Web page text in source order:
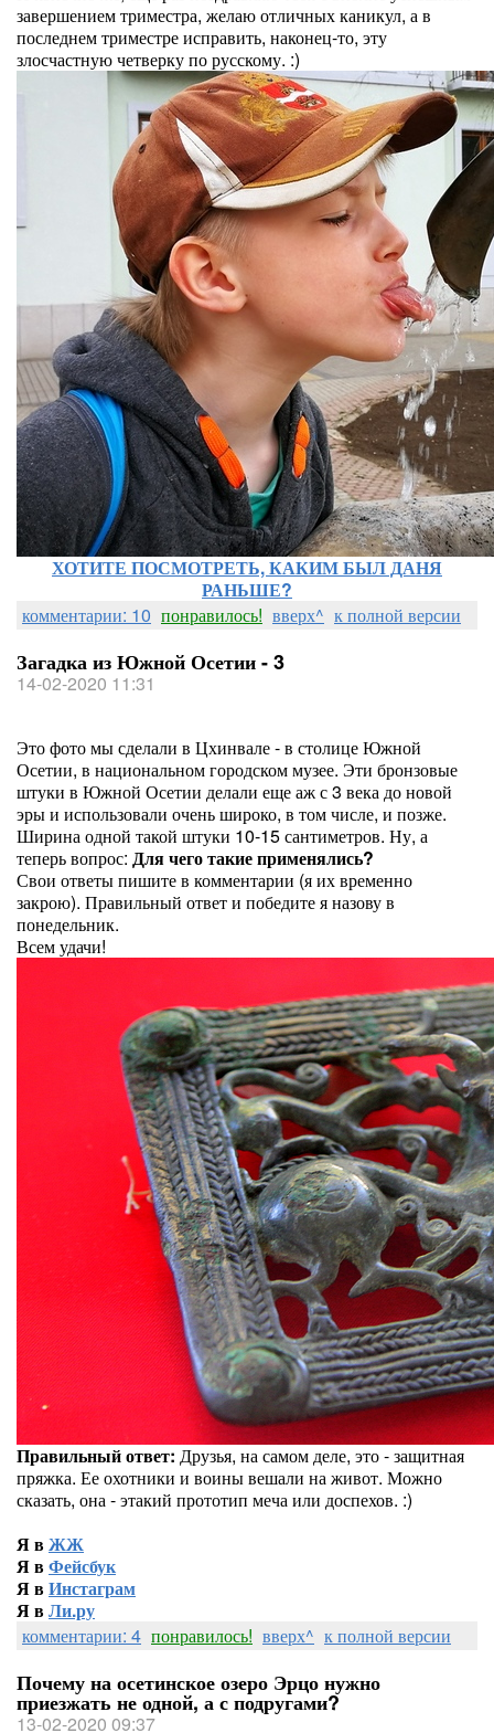
завершением триместра, желаю отличных каникул, а в
последнем триместре исправить, наконец-то, эту
злосчастную четверку по русскому. :)
ХОТИТЕ ПОСМОТРЕТЬ, КАКИМ БЫЛ ДАНЯ
РАНЬШЕ?
комментарии: 10 понравилось! вверх^ к полной версии
Загадка из Южной Осетии - 3
14-02-2020 11:31
Это фото мы сделали в Цхинвале - в столице Южной
Осетии, в национальном городском музее. Эти бронзовые
штуки в Южной Осетии делали еще аж с 3 века до новой
эры и использовали очень широко, в том числе, и позже.
Ширина одной такой штуки 10-15 сантиметров. Ну, а
теперь вопрос: Для чего такие применялись?
Свои ответы пишите в комментарии (я их временно
закрою). Правильный ответ и победите я назову в
понедельник.
Всем удачи!
Правильный ответ: Друзья, на самом деле, это - защитная
пряжка. Ее охотники и воины вешали на живот. Можно
сказать, она - этакий прототип меча или доспехов. :)
Я вЖЖ
Я вФейсбук
Я вИнстаграм
Я вЛи.ру
комментарии: 4 понравилось! вверх^ к полной версии
Почему на осетинское озеро Эрцо нужно
приезжать не одной, а с подругами?
13-02-2020 09:37